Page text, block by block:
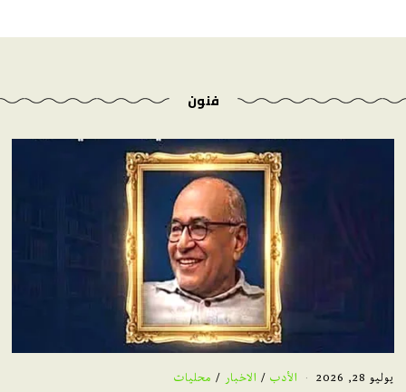
فنون
يوليو 28, 2026 الأدب / الاخبار / محليات